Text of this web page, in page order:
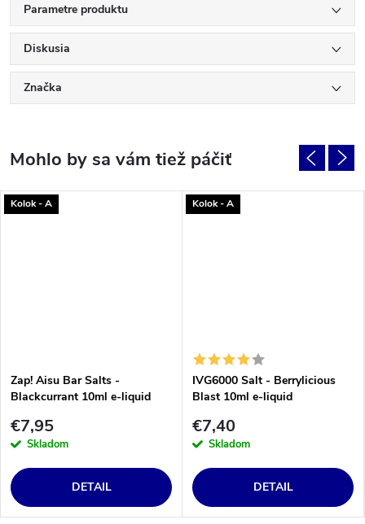
Parametre produktu
Diskusia
Značka
Kolok - A
Zap! Aisu Bar Salts -
Blackcurrant 10ml e-liquid
€7,95
Skladom
DETAIL
Kolok - A
IVG6000 Salt - Berrylicious
Blast 10ml e-liquid
€7,40
Skladom
DETAIL